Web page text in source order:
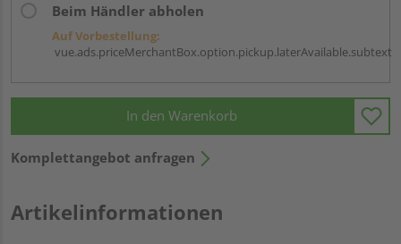
Beim Händler abholen
Auf Vorbestellung:
vue.ads.priceMerchantBox.option.pickup.laterAvailable.subtext
In den Warenkorb
Komplettangebot anfragen
Artikelinformationen